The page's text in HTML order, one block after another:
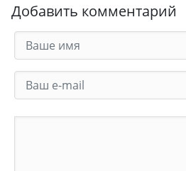
Добавить комментарий